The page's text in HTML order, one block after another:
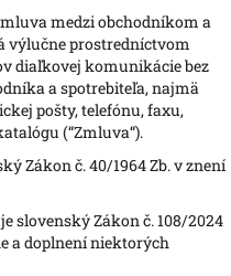
medzi obchodníkom a
výlučne prostredníctvom
diaľkovej komunikácie bez
a spotrebiteľa, najmä
pošty, telefónu, faxu,
(“Zmluva“).
Zákon č. 40/1964 Zb. v znení
je slovenský Zákon č. 108/2024
a doplnení niektorých